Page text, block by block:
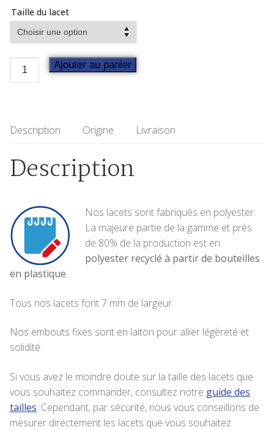
Taille du lacet
Ajouter au panier
Description Origine Livraison
Description
Nos lacets sont fabriqués en polyester.
La majeure partie de la gamme et près
de 80% de la production est en
polyester recyclé à partir de bouteilles
en plastique.
Tous nos lacets font 7 mm de largeur.
Nos embouts fixes sont en laiton pour allier légèreté et
solidité.
Si vous avez le moindre doute sur la taille des lacets que
vous souhaitez commander, consultez notre guide des
tailles. Cependant, par sécurité, nous vous conseillons de
mesurer directement les lacets que vous souhaitez